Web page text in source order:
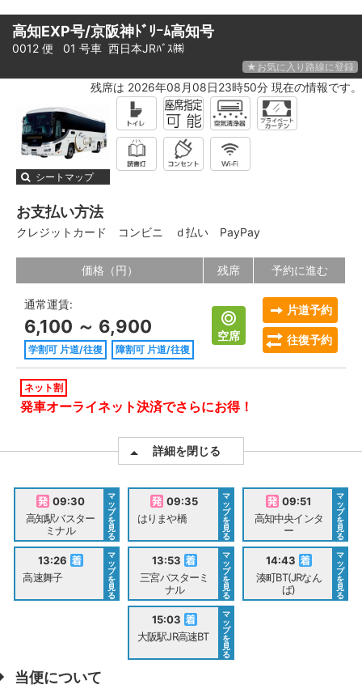
高知EXP号/京阪神ﾄﾞﾘｰﾑ高知号
0012 便 01 号車 西日本JRﾊﾞｽ㈱
★お気に入り路線に登録
残席は 2026年08月08日23時50分 現在の情報です。
シートマップ
お支払い方法
クレジットカード コンビニ ｄ払い PayPay
価格（円） 残席 予約に進む
通常運賃:
6,100 ～ 6,900
学割可 片道/往復 障割可 片道/往復
空席
片道予約
往復予約
ネット割
発車オーライネット決済でさらにお得！
詳細を閉じる
09:30
高知駅バスター
ミナル
マ
ッ
プ
を
見
る
09:35
はりまや橋
マ
ッ
プ
を
見
る
09:51
高知中央インタ
ー
マ
ッ
プ
を
見
る
13:26
高速舞子
マ
ッ
プ
を
見
る
13:53
三宮バスターミ
ナル
マ
ッ
プ
を
見
る
14:43
湊町BT(JRなん
ば)
マ
ッ
プ
を
見
る
15:03
大阪駅JR高速BT
マ
ッ
プ
を
見
る
当便について